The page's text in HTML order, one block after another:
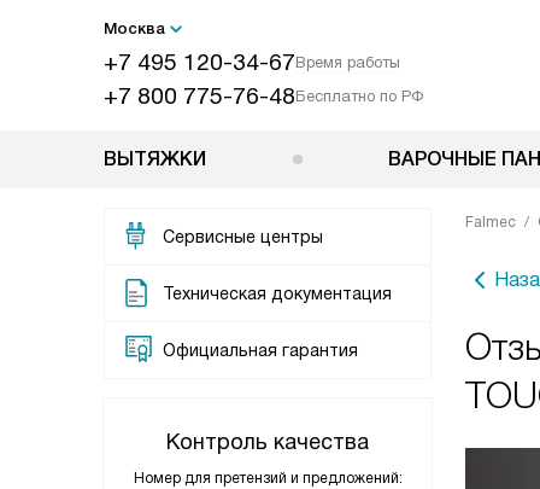
Москва
+7 495 120-34-67Время работы
+7 800 775-76-48Бесплатно по РФ
ВЫТЯЖКИ ВАРОЧНЫЕ
Сервисные центры
Техническая документация
Официальная гарантия
Контроль качества
Номер для претензий и предложений:
Falmec